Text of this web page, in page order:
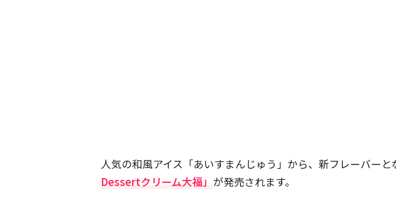
人気の和風アイス「あいすまんじゅう」から、新フレーバーと
Dessertクリーム大福」 が発売されます。